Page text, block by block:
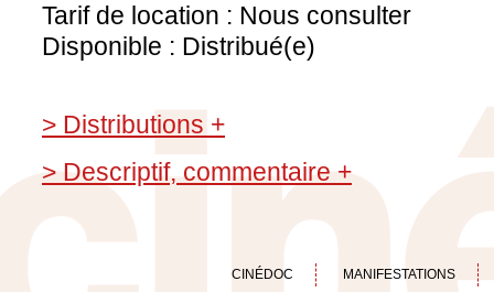
Tarif de location : Nous consulter
Disponible : Distribué(e)
> Distributions +
> Descriptif, commentaire +
CINÉDOC MANIFESTATIONS